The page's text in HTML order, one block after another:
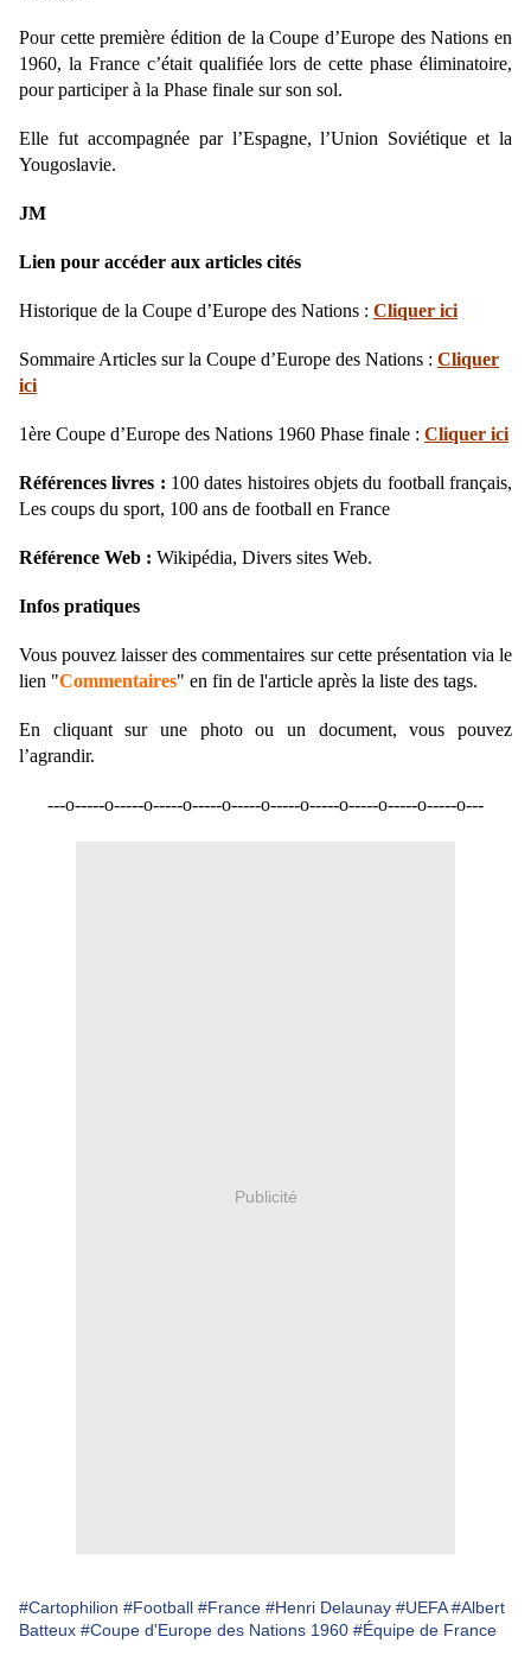
Pour cette première édition de la Coupe d’Europe des Nations en
1960, la France c’était qualifiée lors de cette phase éliminatoire,
pour participer à la Phase finale sur son sol.
Elle fut accompagnée par l’Espagne, l’Union Soviétique et la
Yougoslavie.
JM
Lien pour accéder aux articles cités
Historique de la Coupe d’Europe des Nations : Cliquer ici
Sommaire Articles sur la Coupe d’Europe des Nations : Cliquer
ici
1ère Coupe d’Europe des Nations 1960 Phase finale : Cliquer ici
Références livres : 100 dates histoires objets du football français,
Les coups du sport, 100 ans de football en France
Référence Web : Wikipédia, Divers sites Web.
Infos pratiques
Vous pouvez laisser des commentaires sur cette présentation via le
lien "Commentaires" en fin de l'article après la liste des tags.
En cliquant sur une photo ou un document, vous pouvez
l’agrandir.
---o-----o-----o-----o-----o-----o-----o-----o-----o-----o-----o---
Publicité
#Cartophilion #Football #France #Henri Delaunay #UEFA #Albert
Batteux #Coupe d'Europe des Nations 1960 #Équipe de France